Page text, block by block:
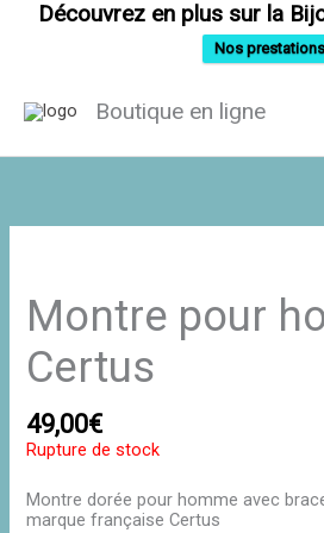
Découvrez en plus sur la
Nos prestations
Boutique en ligne
Montre pour
Certus
49,00€
Rupture de stock
Montre dorée pour homme avec
marque française Certus